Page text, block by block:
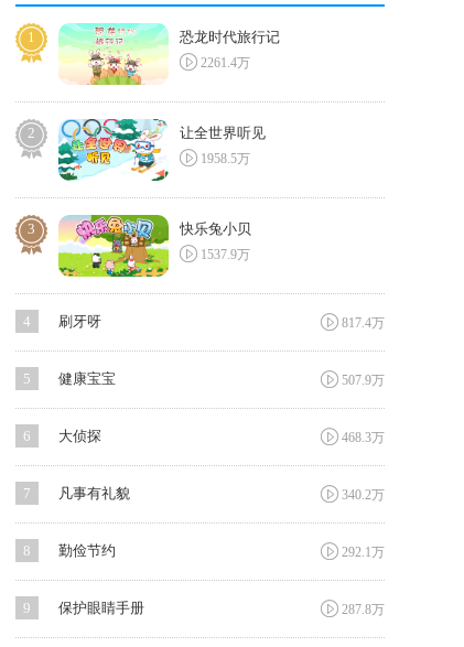
1 恐龙时代旅行记
 2261.4万
2 让全世界听见
 1958.5万
3 快乐兔小贝
 1537.9万
4 刷牙呀  817.4万
5 健康宝宝  507.9万
6 大侦探  468.3万
7 凡事有礼貌  340.2万
8 勤俭节约  292.1万
9 保护眼睛手册  287.8万